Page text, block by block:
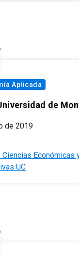
Aplicada
de
de 2019
Ciencias Económicas
UC